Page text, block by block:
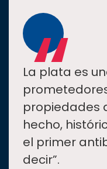
“
La plata es
propiedades
hecho,
el primer
decir”.